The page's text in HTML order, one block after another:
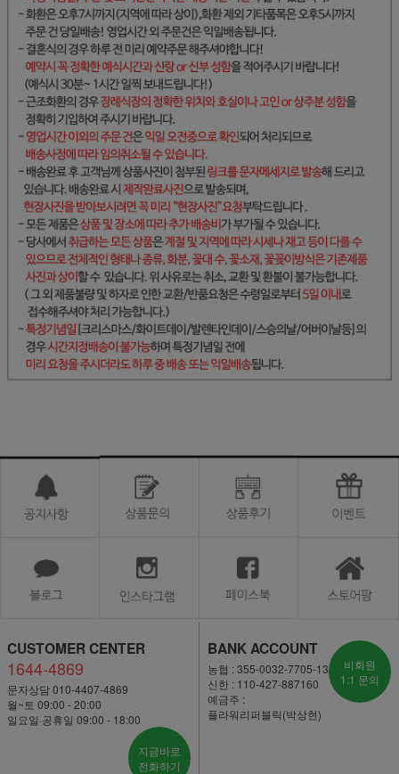
CUSTOMER CENTER
1644-4869
문자상담 010-4407-4869
월~토 09:00 - 20:00
일요일·공휴일 09:00 - 18:00
지금바로
전화하기
BANK ACCOUNT
농협 : 355-0032-7705-13
신한 : 110-427-887160
예금주 :
플라워리퍼블릭(박상현)
비회원
1:1 문의